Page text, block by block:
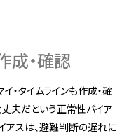
成・確認
・タイムラインも作成・確
丈夫だという正常性バイア
アスは、避難判断の遅れに